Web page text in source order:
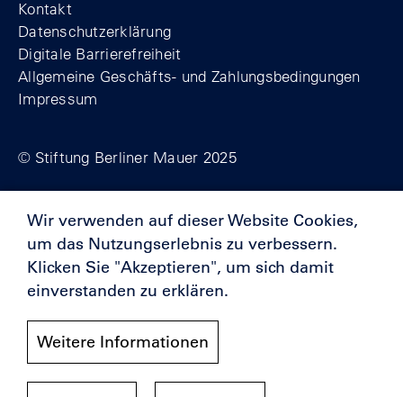
Kontakt
Datenschutzerklärung
Digitale Barrierefreiheit
Allgemeine Geschäfts- und Zahlungsbedingungen
Impressum
© Stiftung Berliner Mauer 2025
Förderer
Wir verwenden auf dieser Website Cookies,
um das Nutzungserlebnis zu verbessern.
Klicken Sie "Akzeptieren", um sich damit
einverstanden zu erklären.
Weitere Informationen